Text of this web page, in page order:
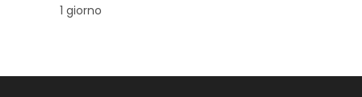
1 giorno